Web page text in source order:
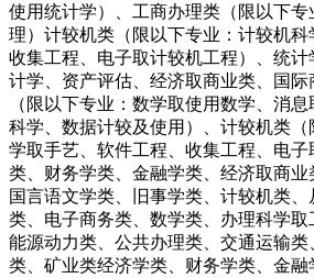
使用统计学）、工商办理类（限以下
理）计较机类（限以下专业：计较机科
收集工程、电子取计较机工程）、统
计学、资产评估、经济取商业类、国
（限以下专业：数学取使用数学、消
科学、数据计较及使用）、计较机类
学取手艺、软件工程、收集工程、电
类、财务学类、金融学类、经济取商
国言语文学类、旧事学类、计较机类
类、电子商务类、数学类、办理科学取
能源动力类、公共办理类、交通运输
类、矿业类经济学类、财务学类、金融